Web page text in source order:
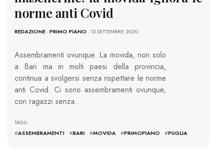
norme anti Covid
REDAZIONE-PRIMO PIANO - 13 SETTEMBRE 2020
Assembramenti ovunque. La movida, non solo
a Bari ma in molti paesi della provincia,
continua a svolgersi senza rispettare le norme
anti Covid. Ci sono assembramenti ovunque,
con ragazzi senza…
TAGS:
#ASSEMBRAMENTI #BARI #MOVIDA #PRIMOPIANO #PUGLIA